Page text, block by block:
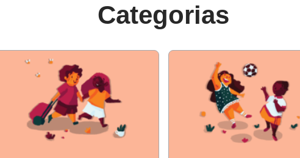
Categorias